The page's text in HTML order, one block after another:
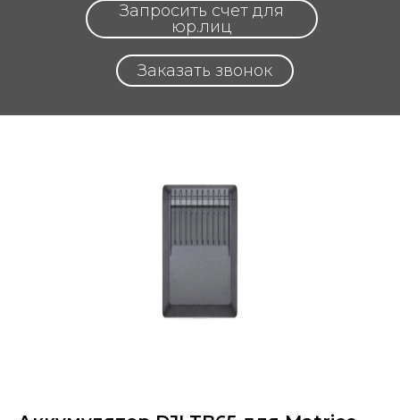
Заказать звонок
Запросить счет для
юр.лиц